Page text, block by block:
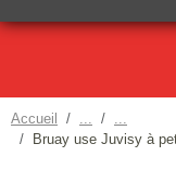
Accueil
Bruay use Juvisy à